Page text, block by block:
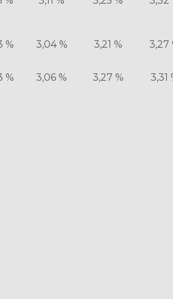
% 3,04 % 3,21 % 3,27
% 3,06 % 3,27 % 3,31